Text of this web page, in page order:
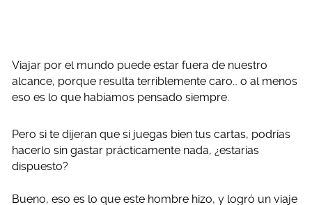
Viajar por el mundo puede estar fuera de nuestro
alcance, porque resulta terriblemente caro… o al menos
eso es lo que habíamos pensado siempre.
Pero si te dijeran que si juegas bien tus cartas, podrías
hacerlo sin gastar prácticamente nada, ¿estarías
dispuesto?
Bueno, eso es lo que este hombre hizo, y logró un viaje